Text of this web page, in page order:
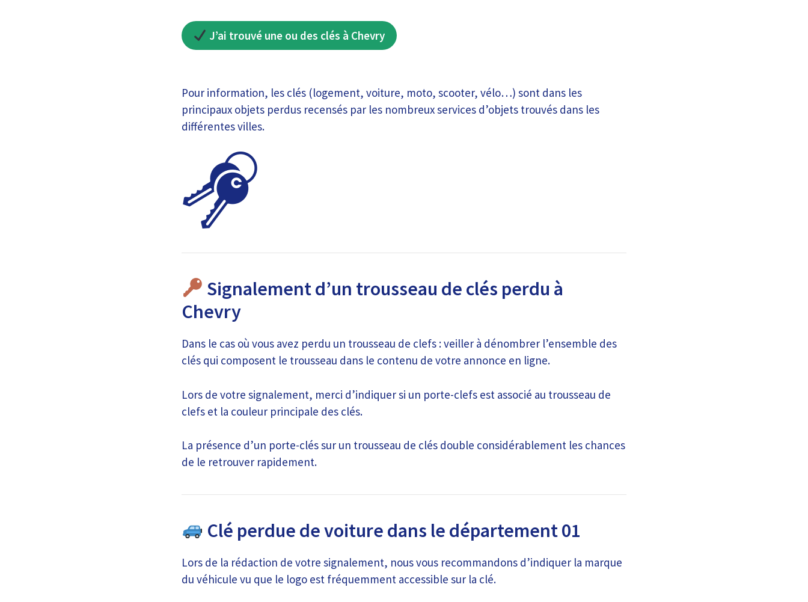
J’ai trouvé une ou des clés à Chevry
Pour information, les clés (logement, voiture, moto, scooter, vélo…) sont dans les
principaux objets perdus recensés par les nombreux services d’objets trouvés dans les
différentes villes.
Signalement d’un trousseau de clés perdu à
Chevry
Dans le cas où vous avez perdu un trousseau de clefs : veiller à dénombrer l’ensemble des
clés qui composent le trousseau dans le contenu de votre annonce en ligne.
Lors de votre signalement, merci d’indiquer si un porte-clefs est associé au trousseau de
clefs et la couleur principale des clés.
La présence d’un porte-clés sur un trousseau de clés double considérablement les chances
de le retrouver rapidement.
Clé perdue de voiture dans le département 01
Lors de la rédaction de votre signalement, nous vous recommandons d’indiquer la marque
du véhicule vu que le logo est fréquemment accessible sur la clé.